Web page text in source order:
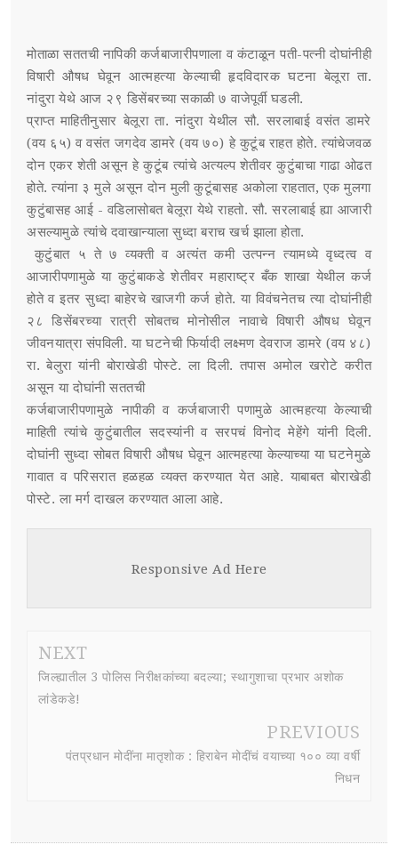
मोताळा सततची नापिकी कर्जबाजारीपणाला व कंटाळून पती-पत्नी दोघांनीही
विषारी औषध घेवून आत्महत्या केल्याची हृदविदारक घटना बेलूरा ता.
नांदुरा येथे आज २९ डिसेंबरच्या सकाळी ७ वाजेपूर्वी घडली.
प्राप्त माहितीनुसार बेलूरा ता. नांदुरा येथील सौ. सरलाबाई वसंत डामरे
(वय ६५) व वसंत जगदेव डामरे (वय ७०) हे कुटूंब राहत होते. त्यांचेजवळ
दोन एकर शेती असून हे कुटूंब त्यांचे अत्यल्प शेतीवर कुटुंबाचा गाढा ओढत
होते. त्यांना ३ मुले असून दोन मुली कुटूंबासह अकोला राहतात, एक मुलगा
कुटुंबासह आई - वडिलासोबत बेलूरा येथे राहतो. सौ. सरलाबाई ह्या आजारी
असल्यामुळे त्यांचे दवाखान्याला सुध्दा बराच खर्च झाला होता.
कुटुंबात ५ ते ७ व्यक्ती व अत्यंत कमी उत्पन्न त्यामध्ये वृध्दत्व व
आजारीपणामुळे या कुटुंबाकडे शेतीवर महाराष्ट्र बँक शाखा येथील कर्ज
होते व इतर सुध्दा बाहेरचे खाजगी कर्ज होते. या विवंचनेतच त्या दोघांनीही
२८ डिसेंबरच्या रात्री सोबतच मोनोसील नावाचे विषारी औषध घेवून
जीवनयात्रा संपविली. या घटनेची फिर्यादी लक्ष्मण देवराज डामरे (वय ४८)
रा. बेलुरा यांनी बोराखेडी पोस्टे. ला दिली. तपास अमोल खरोटे करीत
असून या दोघांनी सततची
कर्जबाजारीपणामुळे नापीकी व कर्जबाजारी पणामुळे आत्महत्या केल्याची
माहिती त्यांचे कुटुंबातील सदस्यांनी व सरपचं विनोद मेहेंगे यांनी दिली.
दोघांनी सुध्दा सोबत विषारी औषध घेवून आत्महत्या केल्याच्या या घटनेमुळे
गावात व परिसरात हळहळ व्यक्त करण्यात येत आहे. याबाबत बोराखेडी
पोस्टे. ला मर्ग दाखल करण्यात आला आहे.
Responsive Ad Here
NEXT
जिल्ह्यातील 3 पोलिस निरीक्षकांच्या बदल्या; स्थागुशाचा प्रभार अशोक
लांडेकडे!
PREVIOUS
पंतप्रधान मोदींना मातृशोक : हिराबेन मोदींचं वयाच्या १०० व्या वर्षी
निधन